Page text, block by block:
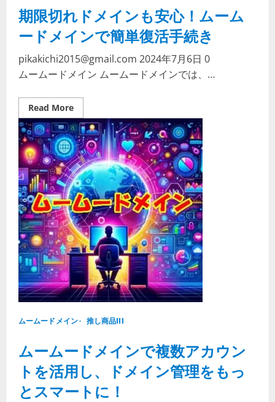
期限切れドメインも安心！ムーム
ードメインで簡単復活手続き
pikakichi2015@gmail.com 2024年7月6日 0
ムームードメイン ムームードメインでは、…
Read MoreRead
more
about
期
限
切
れ
ド
メ
イ
ン
も
安
心！
ム
ー
ム
ー
ド
メ
ン
で
簡
復
続
き
ムームードメイン 推し商品III
ムームードメインで複数アカウン
トを活用し、ドメイン管理をもっ
とスマートに！